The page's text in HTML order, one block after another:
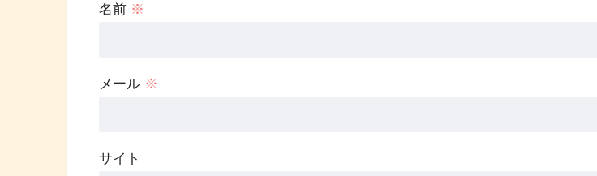
名前 ※
メール ※
サイト